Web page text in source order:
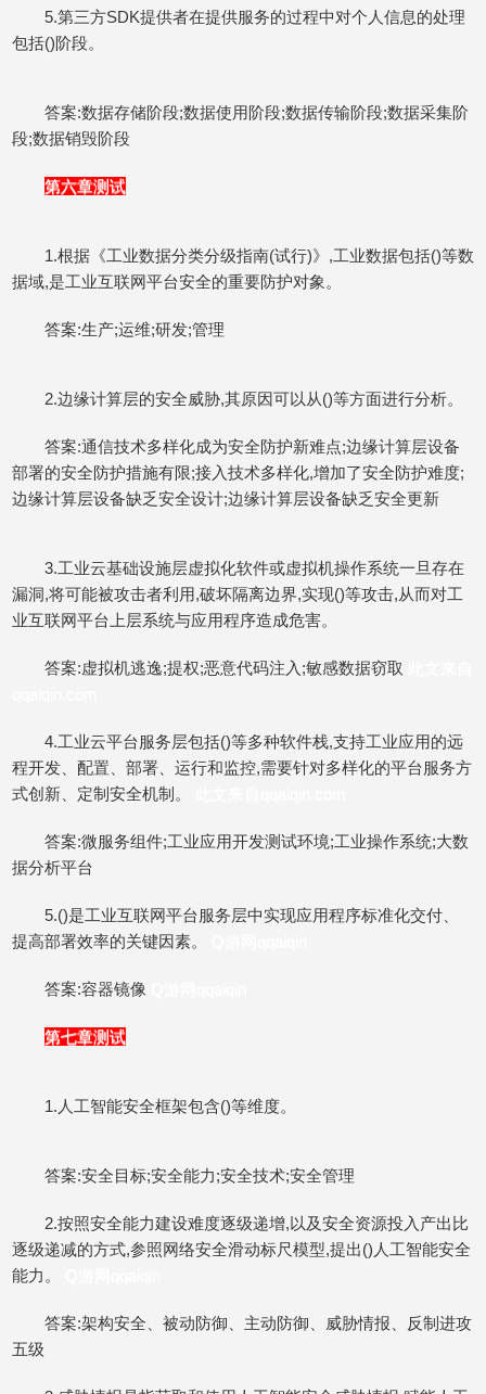
5.第三方SDK提供者在提供服务的过程中对个人信息的处理
包括()阶段。
答案:数据存储阶段;数据使用阶段;数据传输阶段;数据采集阶
段;数据销毁阶段
第六章测试
1.根据《工业数据分类分级指南(试行)》,工业数据包括()等数
据域,是工业互联网平台安全的重要防护对象。
答案:生产;运维;研发;管理
2.边缘计算层的安全威胁,其原因可以从()等方面进行分析。
答案:通信技术多样化成为安全防护新难点;边缘计算层设备
部署的安全防护措施有限;接入技术多样化,增加了安全防护难度;
边缘计算层设备缺乏安全设计;边缘计算层设备缺乏安全更新
3.工业云基础设施层虚拟化软件或虚拟机操作系统一旦存在
漏洞,将可能被攻击者利用,破坏隔离边界,实现()等攻击,从而对工
业互联网平台上层系统与应用程序造成危害。
答案:虚拟机逃逸;提权;恶意代码注入;敏感数据窃取
4.工业云平台服务层包括()等多种软件栈,支持工业应用的远
程开发、配置、部署、运行和监控,需要针对多样化的平台服务方
式创新、定制安全机制。
答案:微服务组件;工业应用开发测试环境;工业操作系统;大数
据分析平台
5.()是工业互联网平台服务层中实现应用程序标准化交付、
提高部署效率的关键因素。
答案:容器镜像
第七章测试
1.人工智能安全框架包含()等维度。
答案:安全目标;安全能力;安全技术;安全管理
2.按照安全能力建设难度逐级递增,以及安全资源投入产出比
逐级递减的方式,参照网络安全滑动标尺模型,提出()人工智能安全
能力。
答案:架构安全、被动防御、主动防御、威胁情报、反制进攻
五级